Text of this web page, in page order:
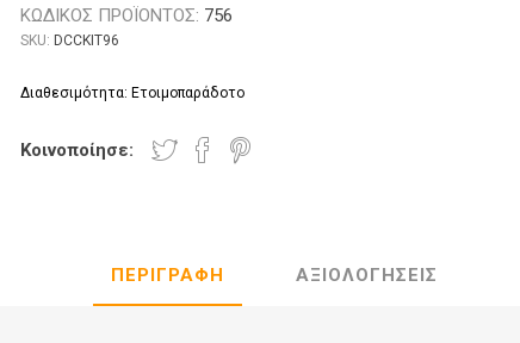
ΚΩΔΙΚΟΣ ΠΡΟΪΟΝΤΟΣ: 756
SKU: DCCKIT96
Διαθεσιμότητα: Ετοιμοπαράδοτο
Κοινοποίησε:
ΠΕΡΙΓΡΑΦΉ ΑΞΙΟΛΟΓΉΣΕΙΣ